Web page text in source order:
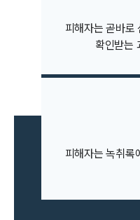
글로
주
피해자는 곧바로
확인받는
피해자는 녹취록